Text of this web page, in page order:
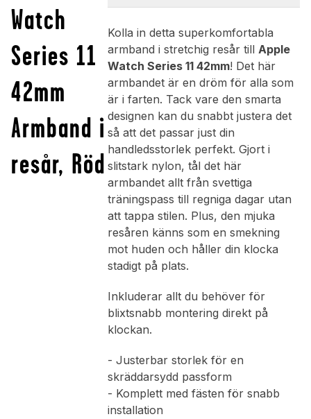
Watch
Series 11
42mm
Armband i
resår, Röd
Kolla in detta superkomfortabla
armband i stretchig resår till Apple
Watch Series 11 42mm! Det här
armbandet är en dröm för alla som
är i farten. Tack vare den smarta
designen kan du snabbt justera det
så att det passar just din
handledsstorlek perfekt. Gjort i
slitstark nylon, tål det här
armbandet allt från svettiga
träningspass till regniga dagar utan
att tappa stilen. Plus, den mjuka
resåren känns som en smekning
mot huden och håller din klocka
stadigt på plats.
Inkluderar allt du behöver för
blixtsnabb montering direkt på
klockan.
- Justerbar storlek för en
skräddarsydd passform
- Komplett med fästen för snabb
installation